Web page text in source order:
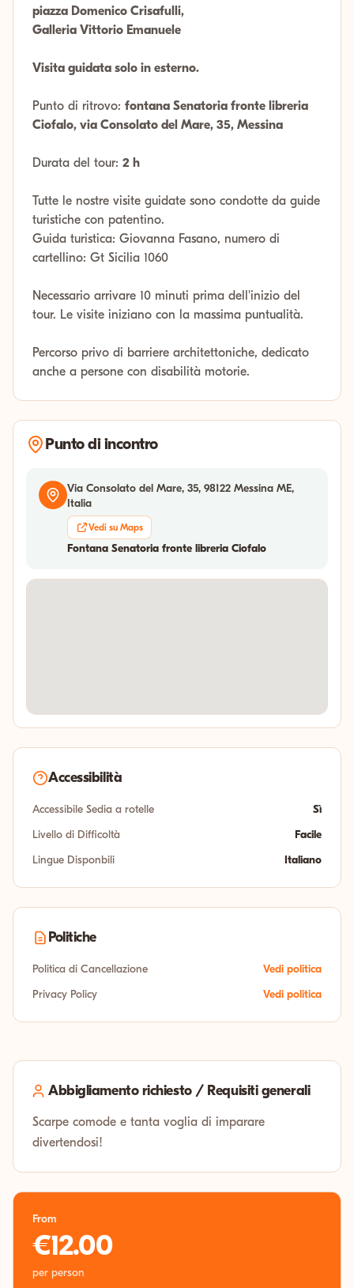
piazza Domenico Crisafulli,
Galleria Vittorio Emanuele
Visita guidata solo in esterno.
Punto di ritrovo: fontana Senatoria fronte libreria
Ciofalo, via Consolato del Mare, 35, Messina
Durata del tour: 2 h
Tutte le nostre visite guidate sono condotte da guide
turistiche con patentino.
Guida turistica: Giovanna Fasano, numero di
cartellino: Gt Sicilia 1060
Necessario arrivare 10 minuti prima dell'inizio del
tour. Le visite iniziano con la massima puntualità.
Percorso privo di barriere architettoniche, dedicato
anche a persone con disabilità motorie.
Punto di incontro
Via Consolato del Mare, 35, 98122 Messina ME,
Italia
Vedi su Maps
Fontana Senatoria fronte libreria Ciofalo
Accessibilità
Accessibile Sedia a rotelle
Sì
Livello di Difficoltà
Facile
Lingue Disponbili
Italiano
Politiche
Politica di Cancellazione
Vedi politica
Privacy Policy
Vedi politica
Abbigliamento richiesto / Requisiti generali
Scarpe comode e tanta voglia di imparare
divertendosi!
From
€12.00
per person